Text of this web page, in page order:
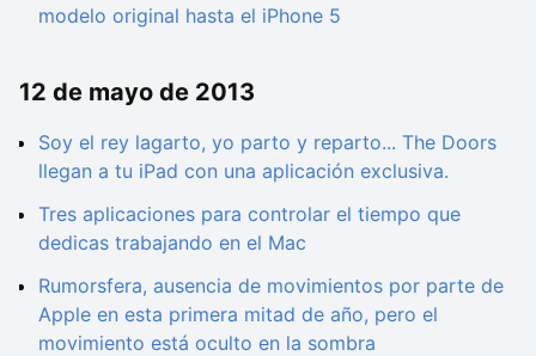
modelo original hasta el iPhone 5
12 de mayo de 2013
Soy el rey lagarto, yo parto y reparto... The Doors
llegan a tu iPad con una aplicación exclusiva.
Tres aplicaciones para controlar el tiempo que
dedicas trabajando en el Mac
Rumorsfera, ausencia de movimientos por parte de
Apple en esta primera mitad de año, pero el
movimiento está oculto en la sombra